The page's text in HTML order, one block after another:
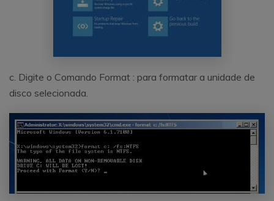
c. Digite o Comando Format : para formatar a unidade de
disco selecionada.